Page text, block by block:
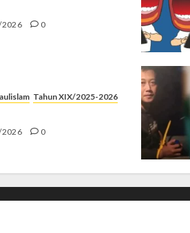
0
Tahun XIX/2025-2026
0